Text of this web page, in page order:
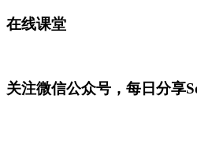
在线课堂
关注微信公众号，每日分享